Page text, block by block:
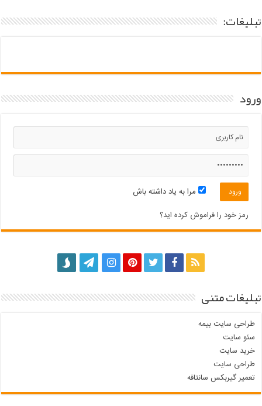
تبلیغات:
ورود
مرا به یاد داشته باش
رمز خود را فراموش کرده اید؟
تبلیغات متنی
طراحی سایت بیمه
سئو سایت
خرید سایت
طراحی سایت
تعمیر گیربکس سانتافه